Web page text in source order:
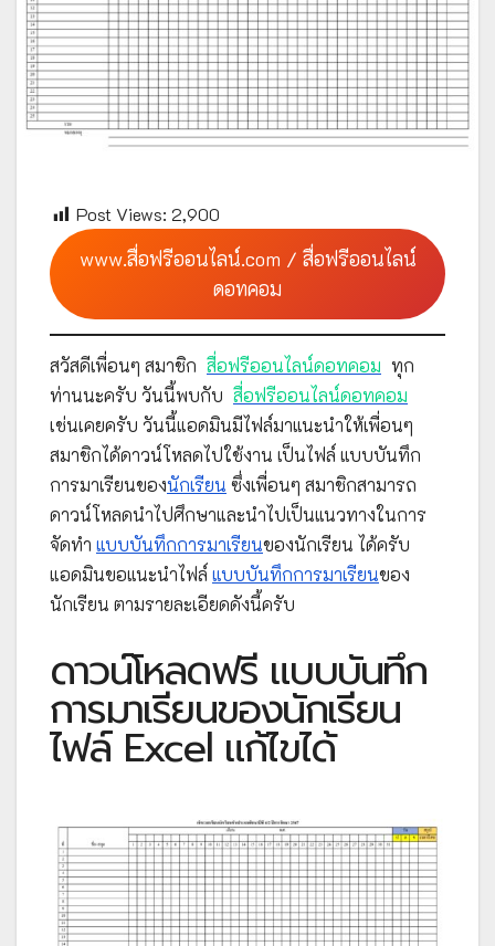
Post Views: 2,900
www.สื่อฟรีออนไลน์.com / สื่อฟรีออนไลน์
ดอทคอม
สวัสดีเพื่อนๆ สมาชิก สื่อฟรีออนไลน์ดอทคอม ทุก
ท่านนะครับ วันนี้พบกับ สื่อฟรีออนไลน์ดอทคอม
เช่นเคยครับ วันนี้แอดมินมีไฟล์มาแนะนำให้เพื่อนๆ
สมาชิกได้ดาวน์โหลดไปใช้งาน เป็นไฟล์ แบบบันทึก
การมาเรียนของนักเรียน ซึ่งเพื่อนๆ สมาชิกสามารถ
ดาวน์โหลดนำไปศึกษาและนำไปเป็นแนวทางในการ
จัดทำ แบบบันทึกการมาเรียนของนักเรียน ได้ครับ
แอดมินขอแนะนำไฟล์ แบบบันทึกการมาเรียนของ
นักเรียน ตามรายละเอียดดังนี้ครับ
ดาวน์โหลดฟรี แบบบันทึก
การมาเรียนของนักเรียน
ไฟล์ Excel แก้ไขได้